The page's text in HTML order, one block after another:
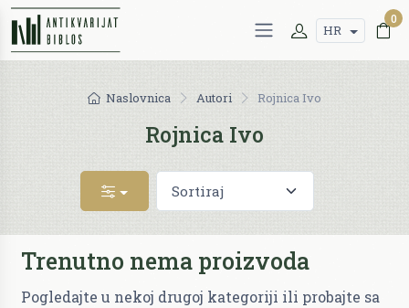
HR
0
Naslovnica Autori Rojnica Ivo
Rojnica Ivo
Trenutno nema proizvoda
Pogledajte u nekoj drugoj kategoriji ili probajte sa